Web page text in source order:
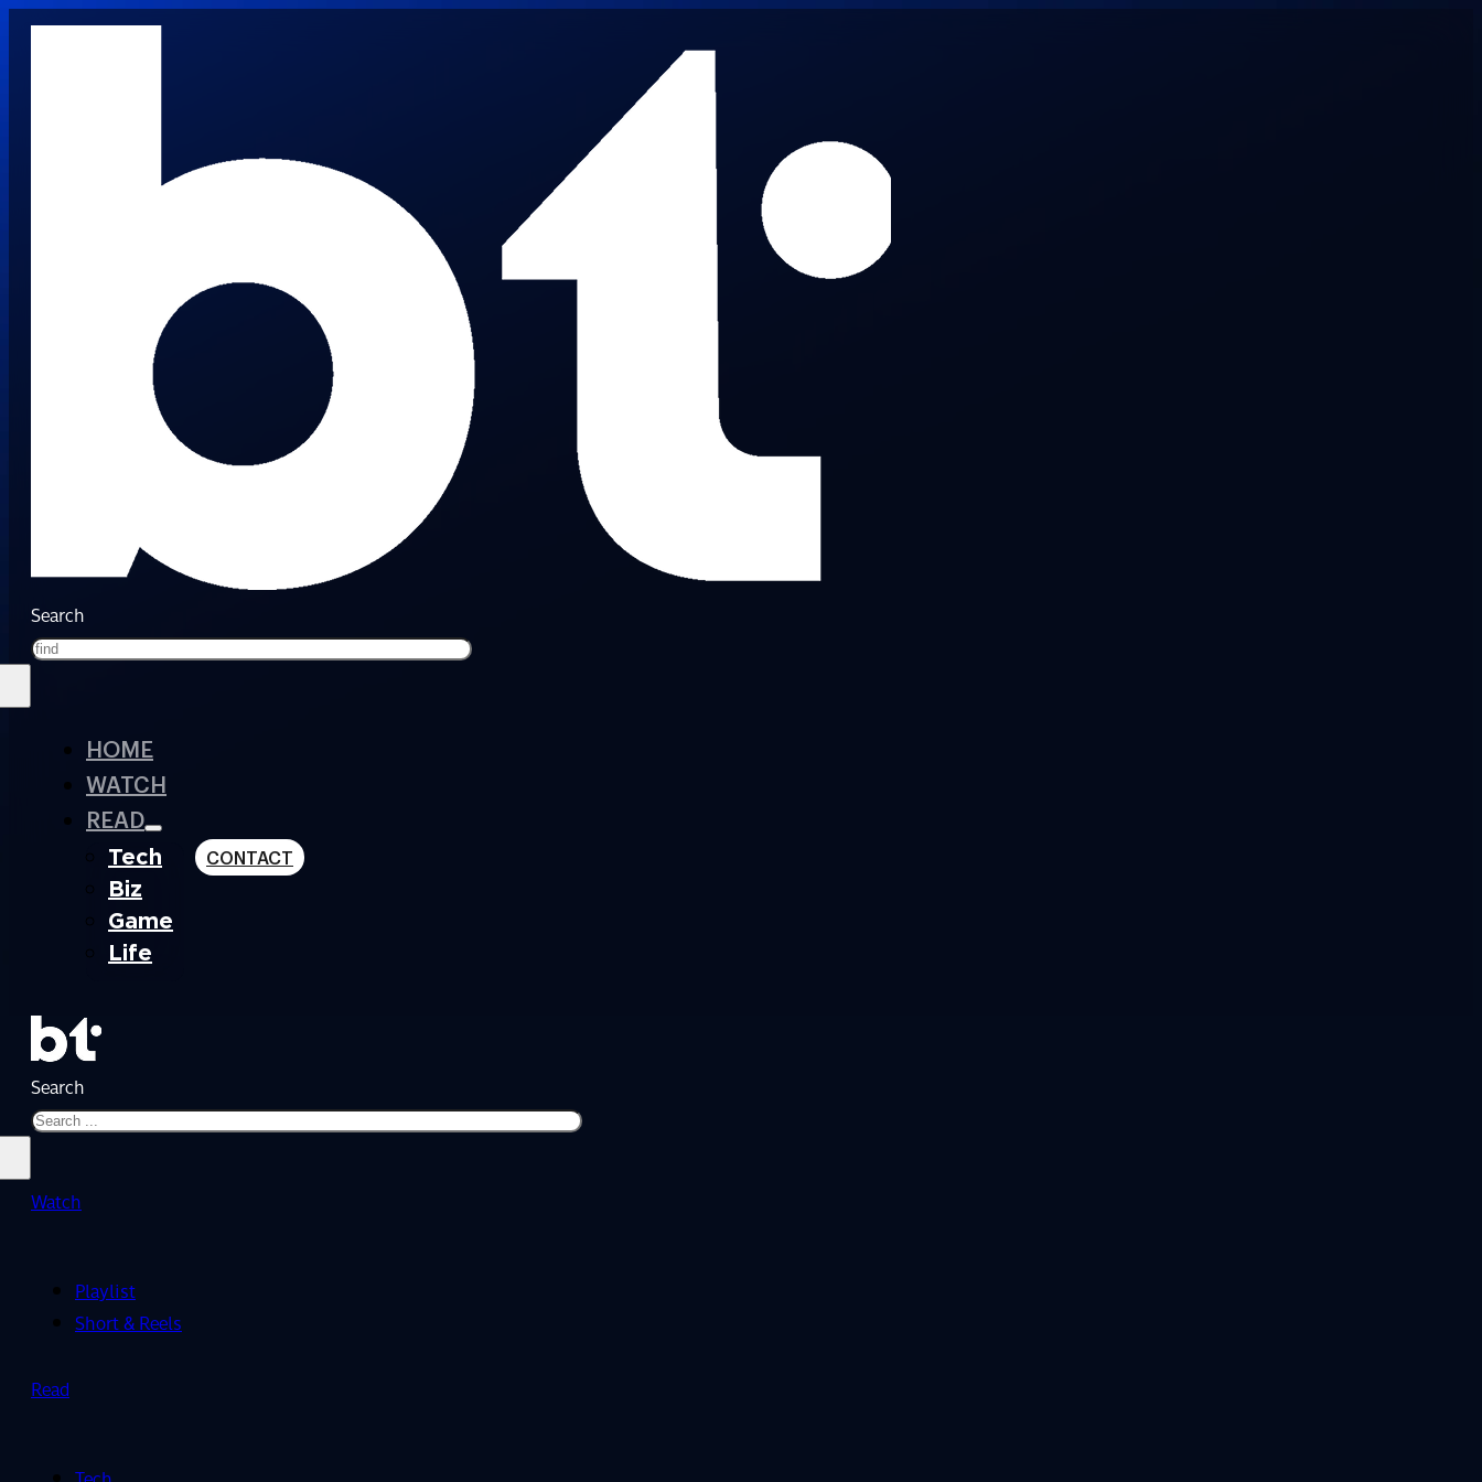
Search
HOME
WATCH
READ
Tech
Biz
Game
Life
CONTACT
Search
Watch
Playlist
Short & Reels
Read